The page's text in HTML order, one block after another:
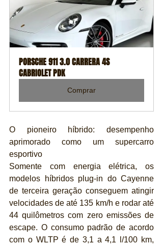
PORSCHE 911 3.0 CARRERA 4S
CABRIOLET PDK
Comprar
O pioneiro híbrido: desempenho
aprimorado como um supercarro
esportivo
Somente com energia elétrica, os
modelos híbridos plug-in do Cayenne
de terceira geração conseguem atingir
velocidades de até 135 km/h e rodar até
44 quilômetros com zero emissões de
escape. O consumo padrão de acordo
com o WLTP é de 3,1 a 4,1 l/100 km,